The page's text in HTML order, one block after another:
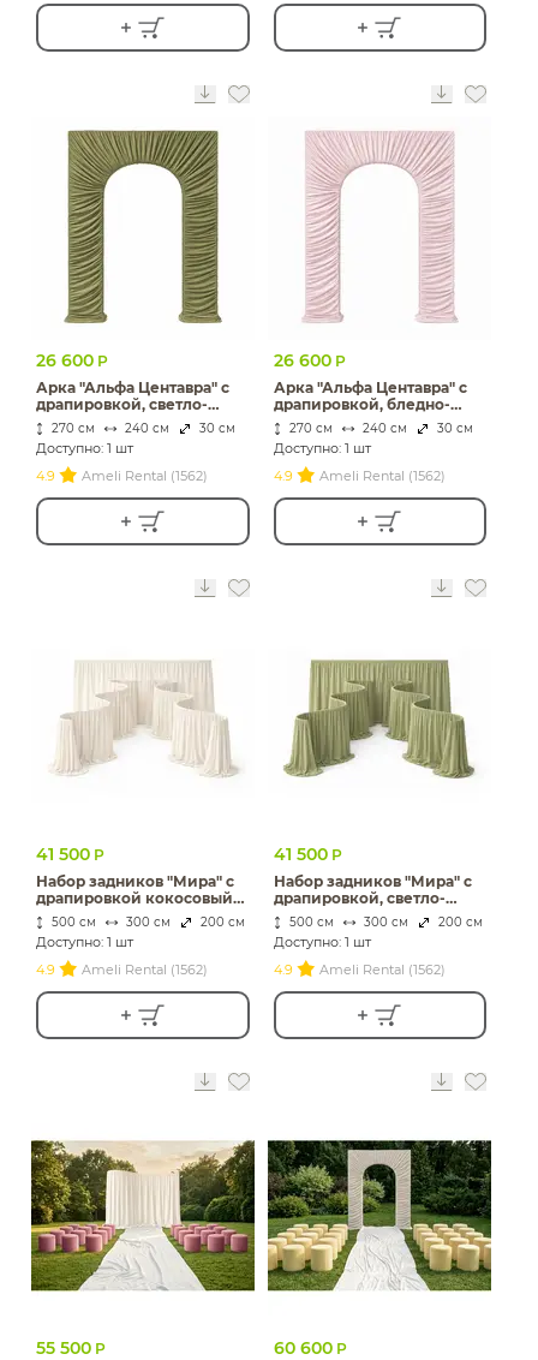
26 600 Р
Арка "Альфа Центавра" с
драпировкой, светло-
зеленый бархат
270 см 240 см 30 см
Доступно: 1 шт
4.9
Ameli Rental (1562)
26 600 Р
Арка "Альфа Центавра" с
драпировкой, бледно-
розовый бархат
270 см 240 см 30 см
Доступно: 1 шт
4.9
Ameli Rental (1562)
41 500 Р
Набор задников "Мира" с
драпировкой кокосовый
раф500 см 300 см 200 см
Доступно: 1 шт
4.9
Ameli Rental (1562)
41 500 Р
Набор задников "Мира" с
драпировкой, светло-
зеленый бархат
500 см 300 см 200 см
Доступно: 1 шт
4.9
Ameli Rental (1562)
55 500 Р
60 600 Р